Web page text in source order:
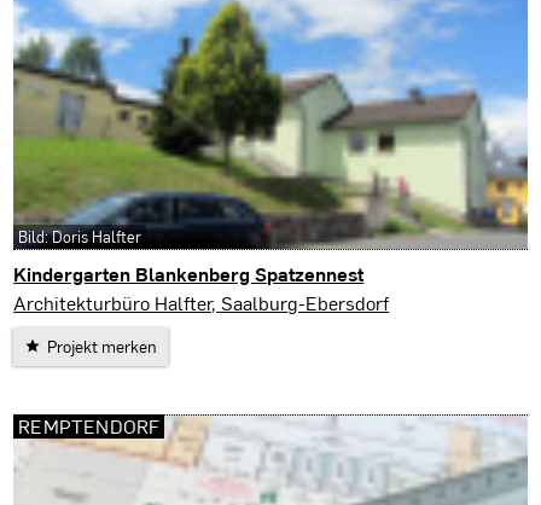
Kindergarten Blankenberg Spatzennest
Rosenthal am Rennsteig
Architekturbüro Halfter, Saalburg-Ebersdorf
Projekt merken
Bild: Doris Halfter
REMPTENDORF